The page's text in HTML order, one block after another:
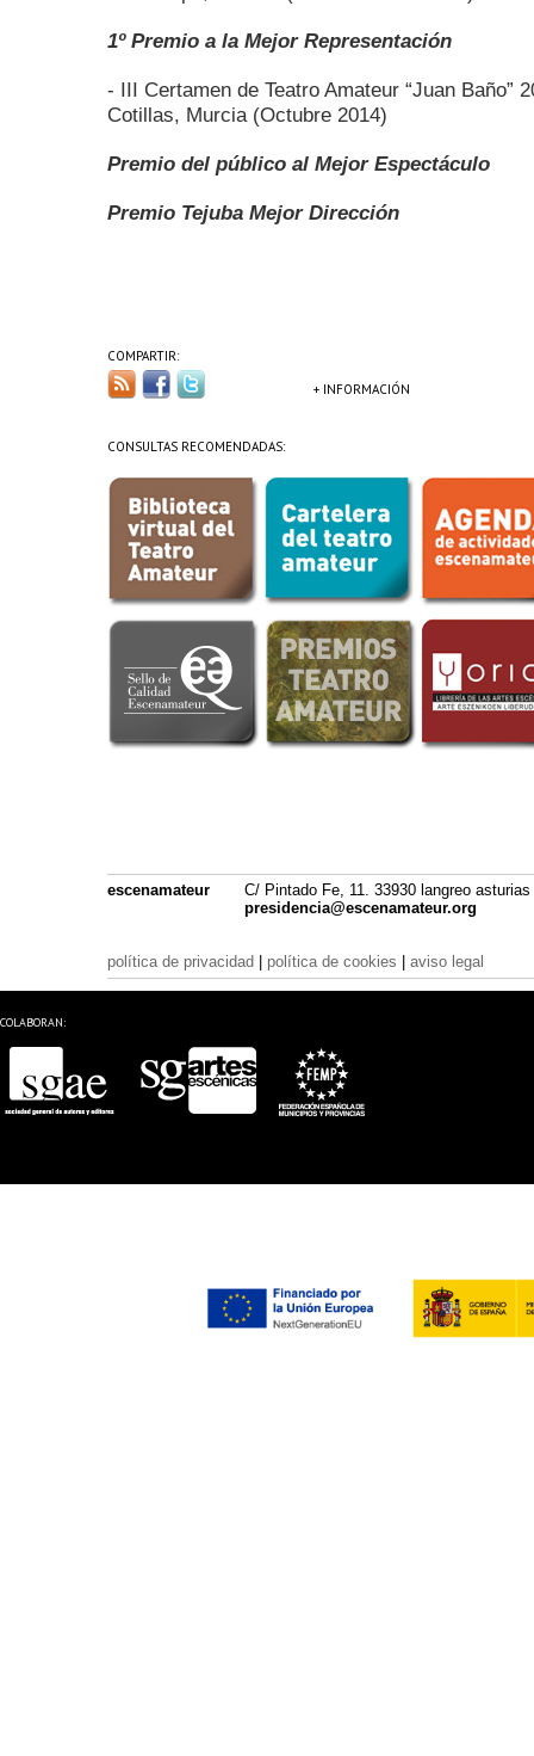
1º Premio a la Mejor Representación
- III Certamen de Teatro Amateur “Juan Baño”
Cotillas, Murcia (Octubre 2014)
Premio del público al Mejor Espectáculo
Premio Tejuba Mejor Dirección
COMPARTIR:
+ INFORMACIÓN
CONSULTAS RECOMENDADAS:
escenamateur
C/ Pintado Fe, 11. 33930 langreo asturias
presidencia@escenamateur.org
política de privacidad política de cookies aviso legal
COLABORAN: